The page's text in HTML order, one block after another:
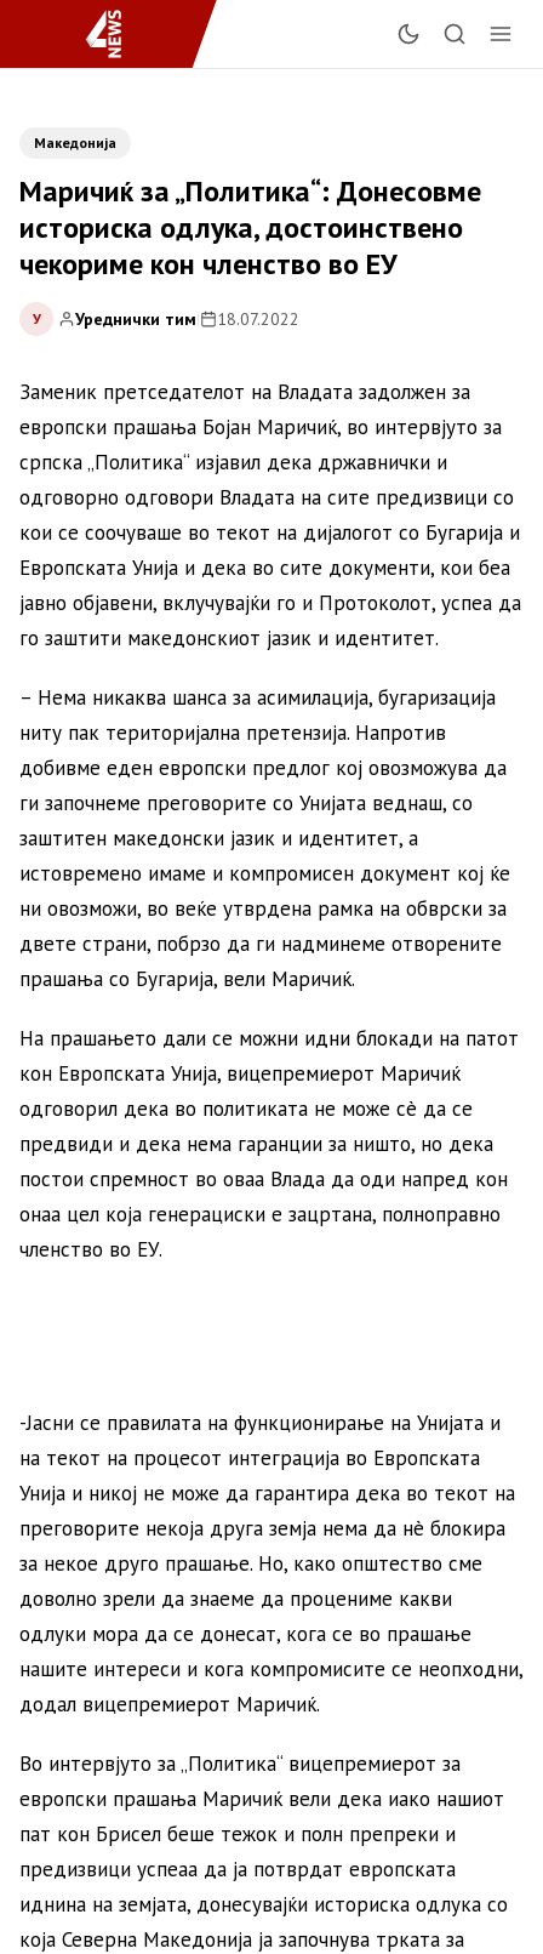
Македонија
Маричиќ за „Политика“: Донесовме
историска одлука, достоинствено
чекориме кон членство во ЕУ
У Уреднички тим| 18.07.2022
Заменик претседателот на Владата задолжен за
европски прашања Бојан Маричиќ, во интервјуто за
српска „Политика“ изјавил дека државнички и
одговорно одговори Владата на сите предизвици со
кои се соочуваше во текот на дијалогот со Бугарија и
Европската Унија и дека во сите документи, кои беа
јавно објавени, вклучувајќи го и Протоколот, успеа да
го заштити македонскиот јазик и идентитет.
– Нема никаква шанса за асимилација, бугаризација
ниту пак територијална претензија. Напротив
добивме еден европски предлог кој овозможува да
ги започнеме преговорите со Унијата веднаш, со
заштитен македонски јазик и идентитет, а
истовремено имаме и компромисен документ кој ќе
ни овозможи, во веќе утврдена рамка на обврски за
двете страни, побрзо да ги надминеме отворените
прашања со Бугарија, вели Маричиќ.
На прашањето дали се можни идни блокади на патот
кон Европската Унија, вицепремиерот Маричиќ
одговорил дека во политиката не може сè да се
предвиди и дека нема гаранции за ништо, но дека
постои спремност во оваа Влада да оди напред кон
онаа цел која генерациски е зацртана, полноправно
членство во ЕУ.
-Јасни се правилата на функционирање на Унијата и
на текот на процесот интеграција во Европската
Унија и никој не може да гарантира дека во текот на
преговорите некоја друга земја нема да нè блокира
за некое друго прашање. Но, како општество сме
доволно зрели да знаеме да процениме какви
одлуки мора да се донесат, кога се во прашање
нашите интереси и кога компромисите се неопходни,
додал вицепремиерот Маричиќ.
Во интервјуто за „Политика“ вицепремиерот за
европски прашања Маричиќ вели дека иако нашиот
пат кон Брисел беше тежок и полн препреки и
предизвици успеаа да ја потврдат европската
иднина на земјата, донесувајќи историска одлука со
која Северна Македонија ја започнува трката за